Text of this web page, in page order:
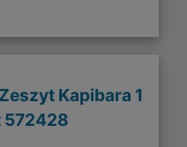
Kapibara 1
572428